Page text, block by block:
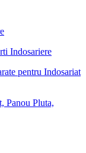
Indosariere
pentru Indosariat
Panou Pluta,